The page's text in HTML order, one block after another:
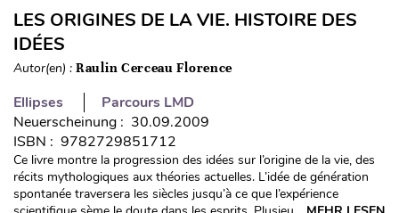
LES ORIGINES DE LA VIE. HISTOIRE DES
IDÉES
Autor(en) : Raulin Cerceau Florence
Ellipses
Parcours LMD
Neuerscheinung : 30.09.2009
ISBN : 9782729851712
Ce livre montre la progression des idées sur l’origine de la vie, des
récits mythologiques aux théories actuelles. L’idée de génération
spontanée traversera les siècles jusqu’à ce que l’expérience